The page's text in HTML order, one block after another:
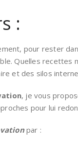
:
pour rester
Quelles
et des silos
, je vous
pour lui
par :